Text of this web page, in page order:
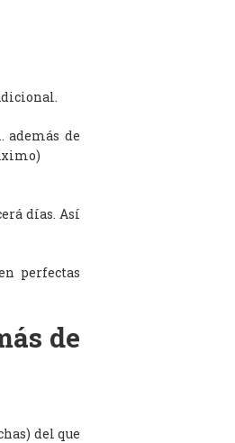
además de
días. Así
perfectas
de
del que